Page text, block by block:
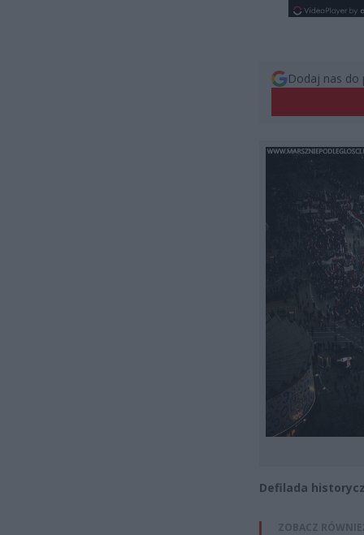
Dodaj nas do
Defilada
ZOBACZ